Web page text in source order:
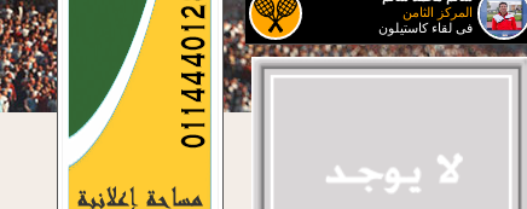
المركز الثامن
فى لقاء كاستيلون